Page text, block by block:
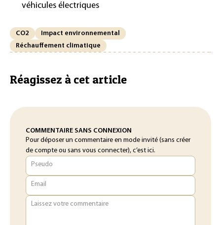
véhicules électriques
CO2
Impact environnemental
Réchauffement climatique
Réagissez à cet article
COMMENTAIRE SANS CONNEXION
Pour déposer un commentaire en mode invité (sans créer
de compte ou sans vous connecter), c’est ici.
Pseudo
Email
Laissez votre commentaire